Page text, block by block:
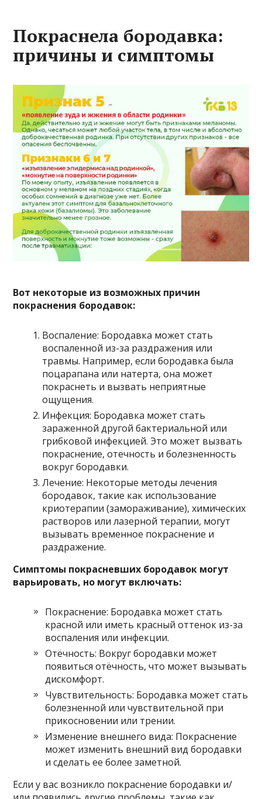
Покраснела бородавка:
причины и симптомы
Вот некоторые из возможных причин
покраснения бородавок:
Воспаление: Бородавка может стать
воспаленной из-за раздражения или
травмы. Например, если бородавка была
поцарапана или натерта, она может
покраснеть и вызвать неприятные
ощущения.
Инфекция: Бородавка может стать
зараженной другой бактериальной или
грибковой инфекцией. Это может вызвать
покраснение, отечность и болезненность
вокруг бородавки.
Лечение: Некоторые методы лечения
бородавок, такие как использование
криотерапии (замораживание), химических
растворов или лазерной терапии, могут
вызывать временное покраснение и
раздражение.
Симптомы покрасневших бородавок могут
варьировать, но могут включать:
Покраснение: Бородавка может стать
красной или иметь красный оттенок из-за
воспаления или инфекции.
Отёчность: Вокруг бородавки может
появиться отёчность, что может вызывать
дискомфорт.
Чувствительность: Бородавка может стать
болезненной или чувствительной при
прикосновении или трении.
Изменение внешнего вида: Покраснение
может изменить внешний вид бородавки
и сделать ее более заметной.
Если у вас возникло покраснение бородавки и/